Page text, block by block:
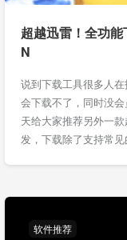
超越迅雷！全功
N
说到下载工具很多人
会下载不了，同时没
天给大家推荐另外一
发，下载除了支持常
软件推荐